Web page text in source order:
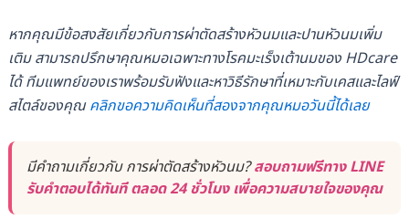
หากคุณมีข้อสงสัยเกี่ยวกับการผ่าตัดสร้างหัวนมและปานหัวนมเพิ่ม
เติม สามารถปรึกษาคุณหมอเฉพาะทางโรคมะเร็งเต้านมของ HDcare
ได้ ทีมแพทย์ของเราพร้อมรับฟังและหาวิธีรักษาที่เหมาะกับเคสและไลฟ์
สไตล์ของคุณคลิกขอความคิดเห็นที่สองจากคุณหมอวันนี้ได้เลย
มีคำถามเกี่ยวกับ การผ่าตัดสร้างหัวนม?สอบถามฟรีทาง LINE
รับคำตอบได้ทันที ตลอด 24 ชั่วโมง เพื่อความสบายใจของคุณ